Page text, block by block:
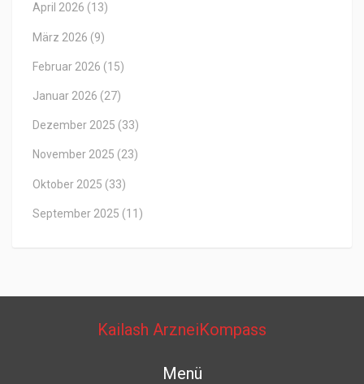
April 2026 (13)
März 2026 (9)
Februar 2026 (15)
Januar 2026 (27)
Dezember 2025 (33)
November 2025 (23)
Oktober 2025 (33)
September 2025 (11)
Kailash ArzneiKompass
Menü